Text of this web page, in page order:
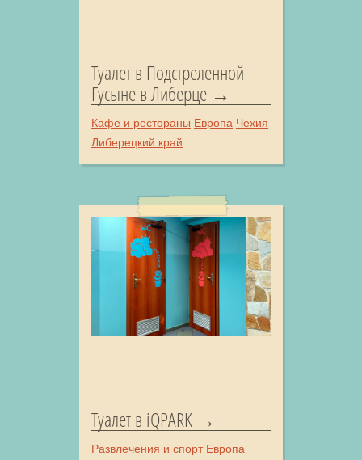
Туалет в Подстреленной
Гусыне в Либерце
Кафе и рестораны Европа Чехия
Либерецкий край
Туалет в iQPARK
Развлечения и спорт Европа